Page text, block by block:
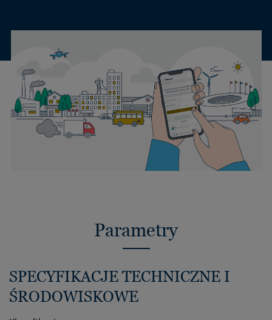
Parametry
SPECYFIKACJE TECHNICZNE I
ŚRODOWISKOWE